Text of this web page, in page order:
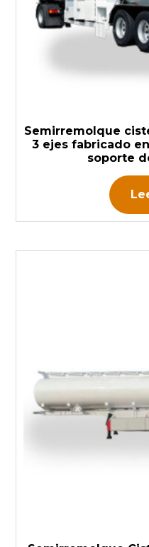
Semirremolque
3 ejes fabricado
soporte